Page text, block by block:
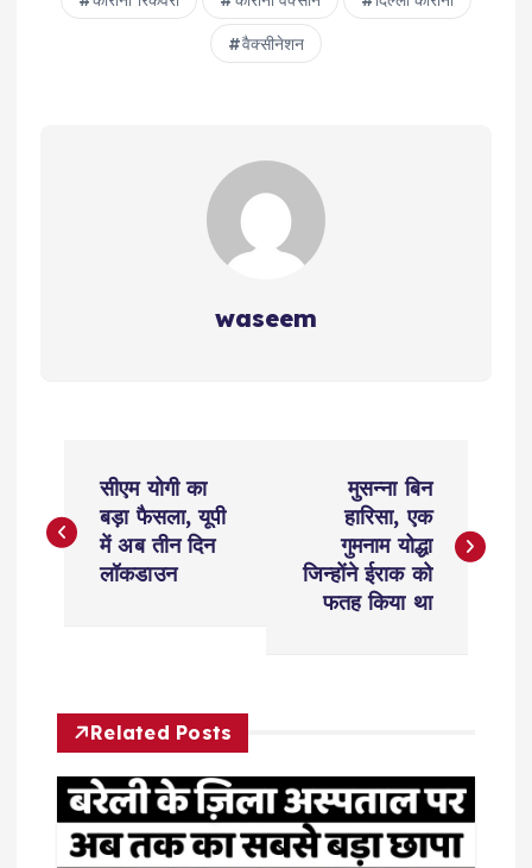
वैक्सीनेशन
waseem
o
n
a
v
सीएम योगी का
बड़ा फैसला, यूपी
में अब तीन दिन
लॉकडाउन
मुसन्ना बिन
हारिसा, एक
गुमनाम योद्धा
जिन्होंने ईराक को
फतह किया था
Related Posts